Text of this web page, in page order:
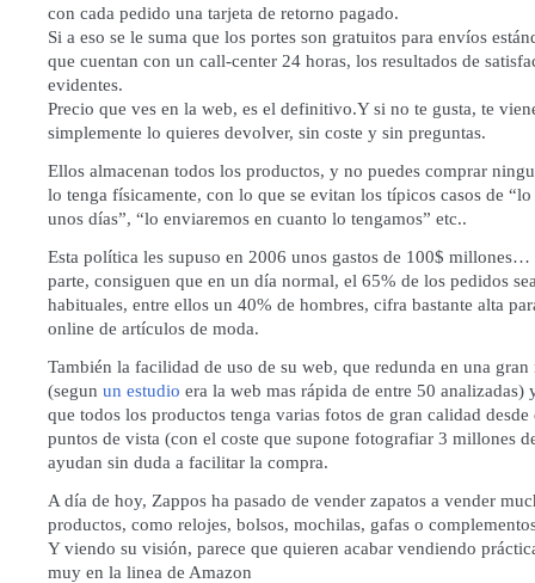
con cada pedido una tarjeta de retorno pagado.
Si a eso se le suma que los portes son gratuitos para envíos
que cuentan con un call-center 24 horas, los resultados de
evidentes.
Precio que ves en la web, es el definitivo.Y si no te gusta, te
simplemente lo quieres devolver, sin coste y sin preguntas.
Ellos almacenan todos los productos, y no puedes comprar
lo tenga físicamente, con lo que se evitan los típicos casos de
unos días”, “lo enviaremos en cuanto lo tengamos” etc..
Esta política les supuso en 2006 unos gastos de 100$
parte, consiguen que en un día normal, el 65% de los pedidos
habituales, entre ellos un 40% de hombres, cifra bastante alta
online de artículos de moda.
También la facilidad de uso de su web, que redunda en una gran
(segun un estudio era la web mas rápida de entre 50 analizadas)
que todos los productos tenga varias fotos de gran calidad desde
puntos de vista (con el coste que supone fotografiar 3 millones
ayudan sin duda a facilitar la compra.
A día de hoy, Zappos ha pasado de vender zapatos a vender
productos, como relojes, bolsos, mochilas, gafas o
Y viendo su visión, parece que quieren acabar vendiendo
muy en la linea de Amazon